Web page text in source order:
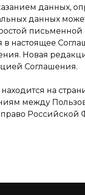
данных,
данных
в настоящее
Новая
Соглашения.
на
между
Российской